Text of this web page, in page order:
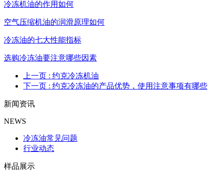
冷冻机油的作用如何
空气压缩机油的润滑原理如何
冷冻油的七大性能指标
选购冷冻油要注意哪些因素
上一页 : 约克冷冻机油
下一页 : 约克冷冻油的产品优势，使用注意事项有哪些
新闻资讯
NEWS
冷冻油常见问题
行业动态
样品展示